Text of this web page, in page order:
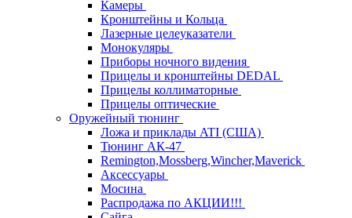
Камеры
Кронштейны и Кольца
Лазерные целеуказатели
Монокуляры
Приборы ночного видения
Прицелы и кронштейны DEDAL
Прицелы коллиматорные
Прицелы оптические
Оружейный тюнинг
Ложа и приклады ATI (США)
Тюнинг АК-47
Remington,Mossberg,Wincher,Maverick
Аксессуары
Мосина
Распродажа по АКЦИИ!!!